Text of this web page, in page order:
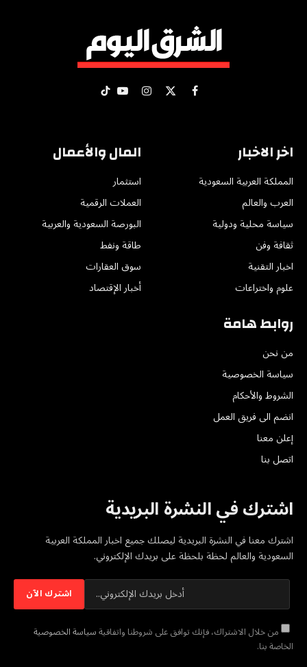
فيسبوك
X الانستغراميوتيوبتيكتوك
اخر الاخبار
المملكة العربية السعودية
العرب والعالم
سياسة محلية ودولية
ثقافة وفن
اخبار التقنية
علوم واختراعات
المال والأعمال
استثمار
العملات الرقمية
البورصة السعودية والعربية
طاقة ونفط
سوق العقارات
أخبار الإقتصاد
روابط هامة
من نحن
سياسة الخصوصية
الشروط والأحكام
انضم الى فريق العمل
إعلن معنا
اتصل بنا
اشترك في النشرة البريدية
اشترك معنا في النشرة البريدية ليصلك جميع اخبار المملكة العربية
السعودية والعالم لحظة بلحظة على بريدك الإلكتروني.
من خلال الاشتراك، فإنك توافق على شروطنا واتفاقيةسياسة الخصوصية
الخاصة بنا.